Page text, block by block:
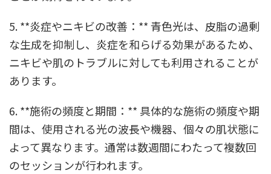
5. **炎症やニキビの改善：** 青色光は、皮脂の過剰
な生成を抑制し、炎症を和らげる効果があるため、
ニキビや肌のトラブルに対しても利用されることが
あります。
6. **施術の頻度と期間：** 具体的な施術の頻度や期
間は、使用される光の波長や機器、個々の肌状態に
よって異なります。通常は数週間にわたって複数回
のセッションが行われます。